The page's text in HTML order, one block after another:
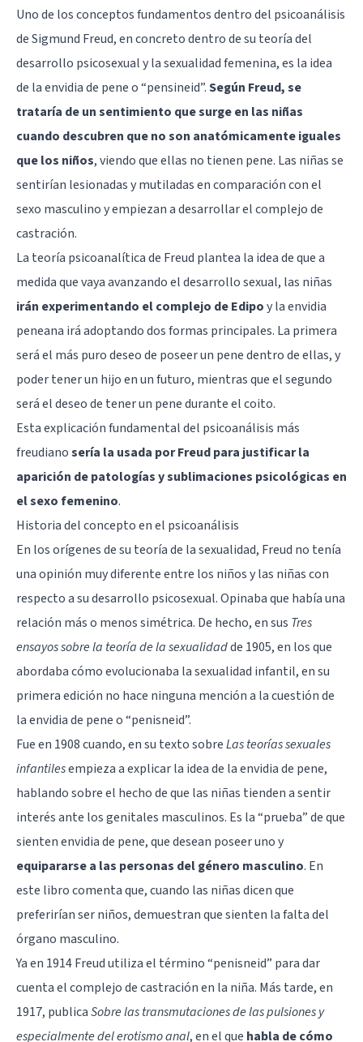
Uno de los conceptos fundamentos dentro del psicoanálisis
de Sigmund Freud, en concreto dentro de su teoría del
desarrollo psicosexual y la sexualidad femenina, es la idea
de la envidia de pene o “pensineid”.Según Freud, se
trataría de un sentimiento que surge en las niñas
cuando descubren que no son anatómicamente iguales
que los niños, viendo que ellas no tienen pene. Las niñas se
sentirían lesionadas y mutiladas en comparación con el
sexo masculino y empiezan a desarrollar el complejo de
castración.
La teoría psicoanalítica de Freud plantea la idea de que a
medida que vaya avanzando el desarrollo sexual, las niñas
irán experimentando el complejo de Edipoy la envidia
peneana irá adoptando dos formas principales. La primera
será el más puro deseo de poseer un pene dentro de ellas, y
poder tener un hijo en un futuro, mientras que el segundo
será el deseo de tener un pene durante el coito.
Esta explicación fundamental del psicoanálisis más
freudianosería la usada por Freud para justificar la
aparición de patologías y sublimaciones psicológicas en
el sexo femenino.
Historia del concepto en el psicoanálisis
En los orígenes de su teoría de la sexualidad, Freud no tenía
una opinión muy diferente entre los niños y las niñas con
respecto a su desarrollo psicosexual. Opinaba que había una
relación más o menos simétrica. De hecho, en sus Tres
ensayos sobre la teoría de la sexualidadde 1905, en los que
abordaba cómo evolucionaba la sexualidad infantil, en su
primera edición no hace ninguna mención a la cuestión de
la envidia de pene o “penisneid”.
Fue en 1908 cuando, en su texto sobreLas teorías sexuales
infantilesempieza a explicar la idea de la envidia de pene,
hablando sobre el hecho de que las niñas tienden a sentir
interés ante los genitales masculinos. Es la “prueba” de que
sienten envidia de pene, que desean poseer uno y
equipararse a las personas del género masculino. En
este libro comenta que, cuando las niñas dicen que
preferirían ser niños, demuestran que sienten la falta del
órgano masculino.
Ya en 1914 Freud utiliza el término “penisneid” para dar
cuenta el complejo de castración en la niña. Más tarde, en
1917, publicaSobre las transmutaciones de las pulsiones y
especialmente del erotismo anal, en el que habla de cómo